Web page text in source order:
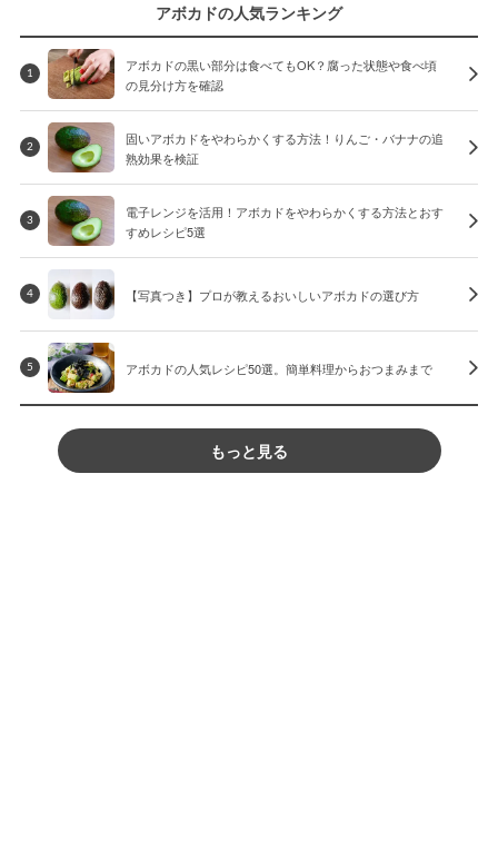
アボカドの人気ランキング
1
アボカドの黒い部分は食べてもOK？腐った状態や食べ頃
の見分け方を確認
2
固いアボカドをやわらかくする方法！りんご・バナナの追
熟効果を検証
3
電子レンジを活用！アボカドをやわらかくする方法とおす
すめレシピ5選
4 【写真つき】プロが教えるおいしいアボカドの選び方
5 アボカドの人気レシピ50選。簡単料理からおつまみまで
もっと見る